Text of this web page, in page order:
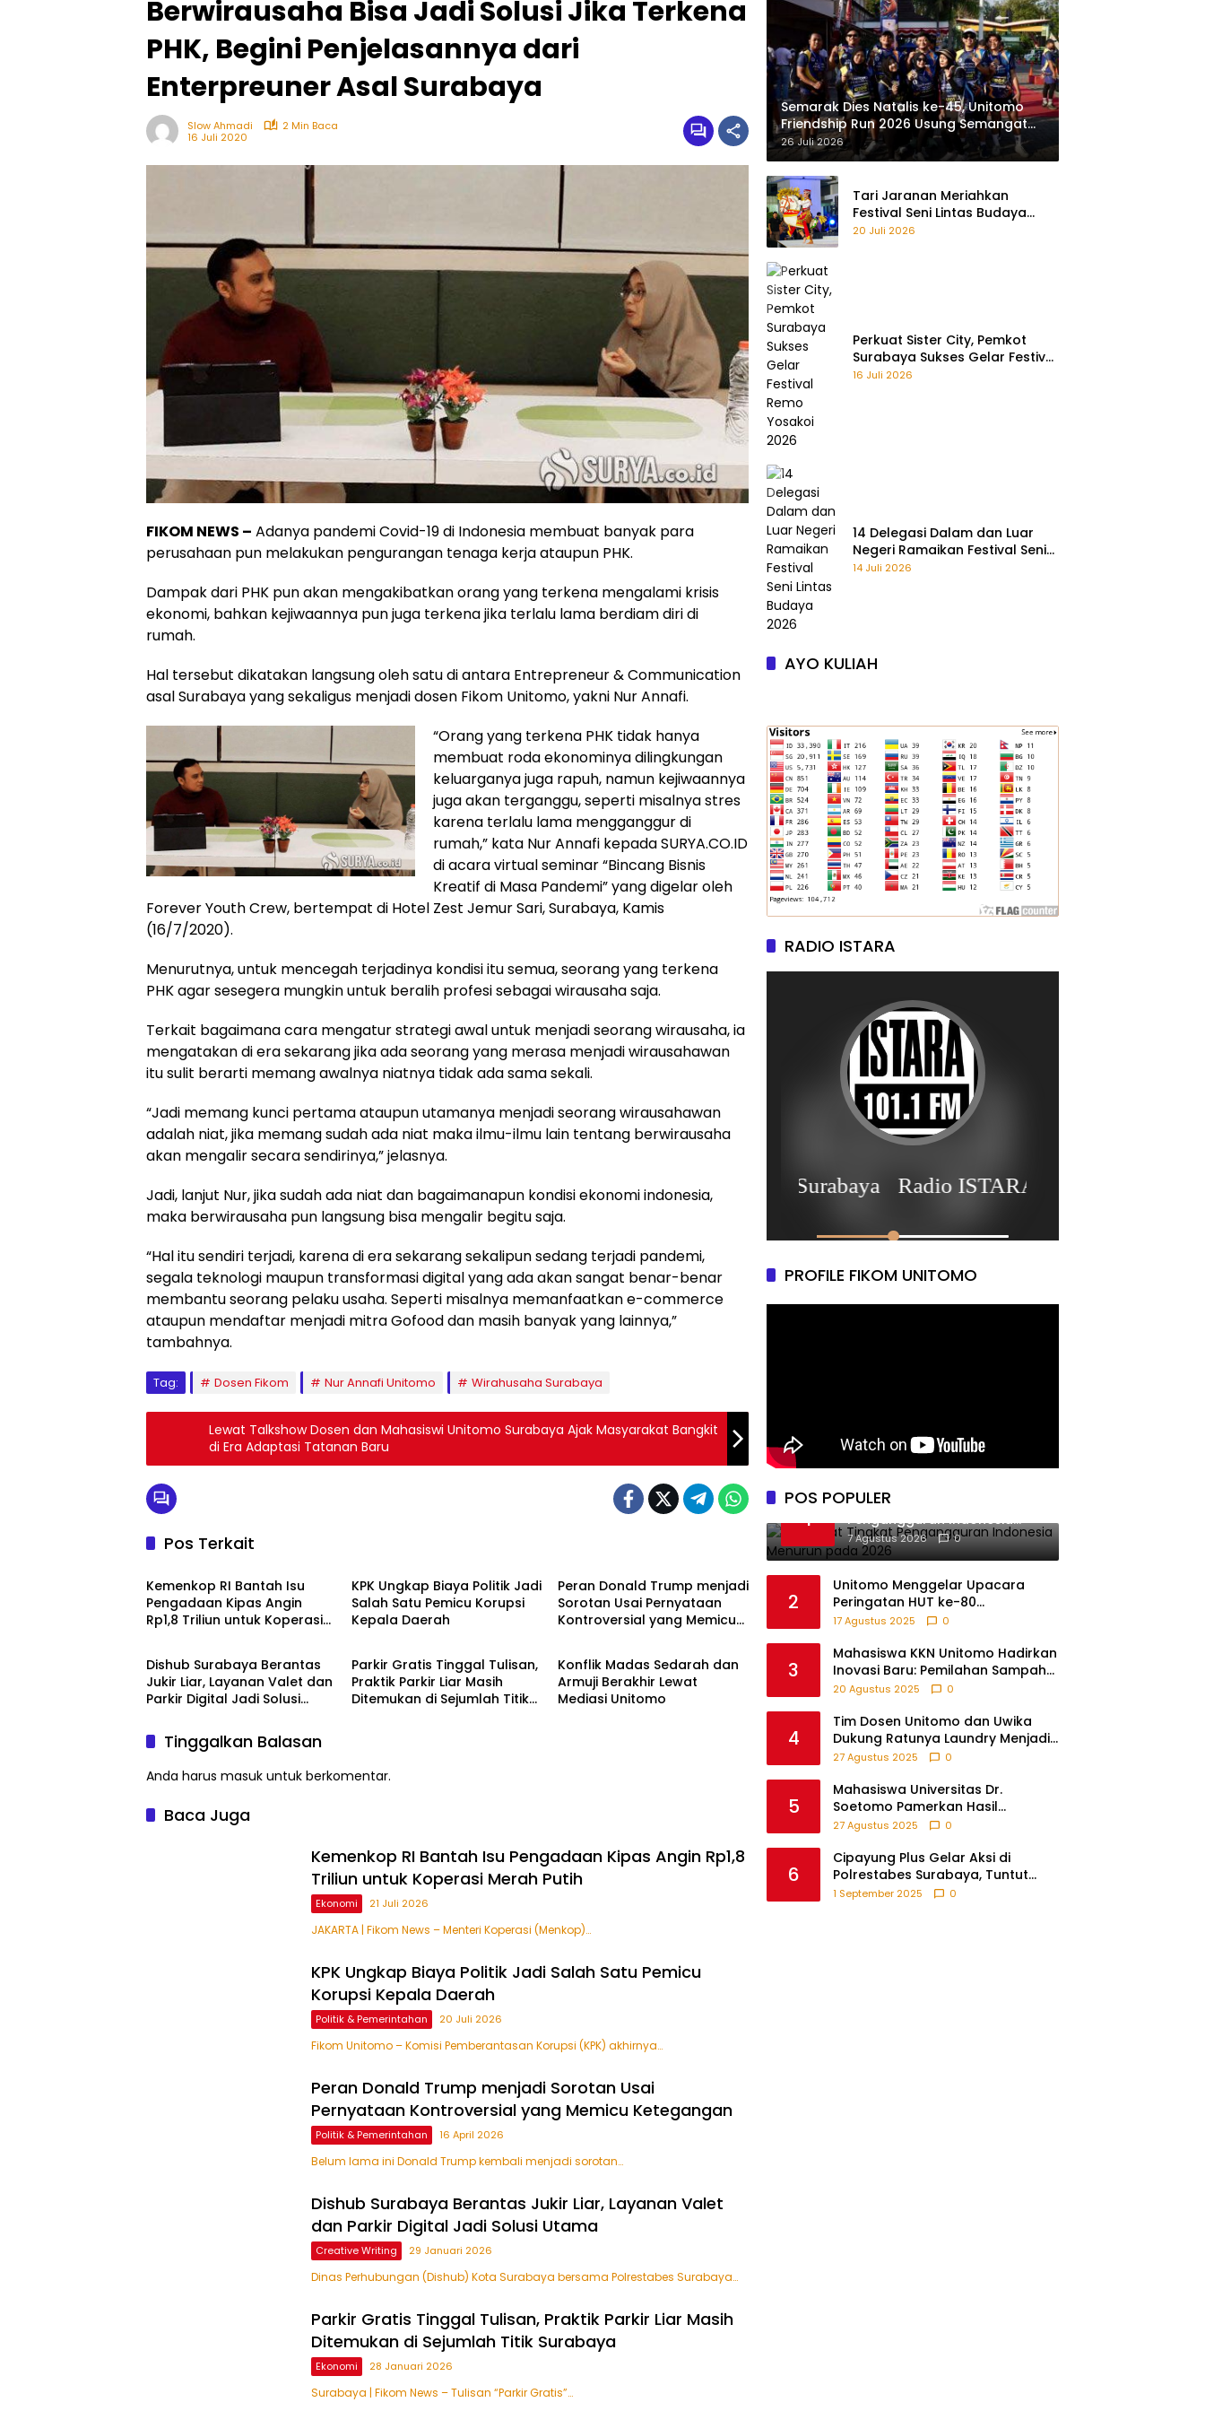
Berwirausaha Bisa Jadi Solusi Jika Terkena
PHK, Begini Penjelasannya dari
Enterpreuner Asal Surabaya
Slow Ahmadi
2 Min Baca
16 Juli 2020
FIKOM NEWS – Adanya pandemi Covid-19 di Indonesia membuat banyak para
perusahaan pun melakukan pengurangan tenaga kerja ataupun PHK.
Dampak dari PHK pun akan mengakibatkan orang yang terkena mengalami krisis
ekonomi, bahkan kejiwaannya pun juga terkena jika terlalu lama berdiam diri di
rumah.
Hal tersebut dikatakan langsung oleh satu di antara Entrepreneur & Communication
asal Surabaya yang sekaligus menjadi dosen Fikom Unitomo, yakni Nur Annafi.
“Orang yang terkena PHK tidak hanya
membuat roda ekonominya dilingkungan
keluarganya juga rapuh, namun kejiwaannya
juga akan terganggu, seperti misalnya stres
karena terlalu lama mengganggur di
rumah,” kata Nur Annafi kepada SURYA.CO.ID
di acara virtual seminar “Bincang Bisnis
Kreatif di Masa Pandemi” yang digelar oleh
Forever Youth Crew, bertempat di Hotel Zest Jemur Sari, Surabaya, Kamis
(16/7/2020).
Menurutnya, untuk mencegah terjadinya kondisi itu semua, seorang yang terkena
PHK agar sesegera mungkin untuk beralih profesi sebagai wirausaha saja.
Terkait bagaimana cara mengatur strategi awal untuk menjadi seorang wirausaha, ia
mengatakan di era sekarang jika ada seorang yang merasa menjadi wirausahawan
itu sulit berarti memang awalnya niatnya tidak ada sama sekali.
“Jadi memang kunci pertama ataupun utamanya menjadi seorang wirausahawan
adalah niat, jika memang sudah ada niat maka ilmu-ilmu lain tentang berwirausaha
akan mengalir secara sendirinya,” jelasnya.
Jadi, lanjut Nur, jika sudah ada niat dan bagaimanapun kondisi ekonomi indonesia,
maka berwirausaha pun langsung bisa mengalir begitu saja.
“Hal itu sendiri terjadi, karena di era sekarang sekalipun sedang terjadi pandemi,
segala teknologi maupun transformasi digital yang ada akan sangat benar-benar
membantu seorang pelaku usaha. Seperti misalnya memanfaatkan e-commerce
ataupun mendaftar menjadi mitra Gofood dan masih banyak yang lainnya,”
tambahnya.
Tag: Dosen Fikom Nur Annafi Unitomo Wirahusaha Surabaya
Lewat Talkshow Dosen dan Mahasiswi Unitomo Surabaya Ajak Masyarakat Bangkit
di Era Adaptasi Tatanan Baru
Pos Terkait
Ekonomi
Kemenkop RI Bantah Isu
Pengadaan Kipas Angin
Rp1,8 Triliun untuk Koperasi
KPK Ungkap Biaya Politik Jadi
Salah Satu Pemicu Korupsi
Kepala Daerah
Peran Donald Trump menjadi
Sorotan Usai Pernyataan
Kontroversial yang Memicu
Creative Writing
Dishub Surabaya Berantas
Jukir Liar, Layanan Valet dan
Parkir Digital Jadi Solusi
Ekonomi
Parkir Gratis Tinggal Tulisan,
Praktik Parkir Liar Masih
Ditemukan di Sejumlah Titik
Informasi Umum
Konflik Madas Sedarah dan
Armuji Berakhir Lewat
Mediasi Unitomo
Tinggalkan Balasan
Anda harus masuk untuk berkomentar.
Baca Juga
Kemenkop RI Bantah Isu Pengadaan Kipas Angin Rp1,8
Triliun untuk Koperasi Merah Putih
Ekonomi 21 Juli 2026
JAKARTA | Fikom News – Menteri Koperasi (Menkop)…
KPK Ungkap Biaya Politik Jadi Salah Satu Pemicu
Korupsi Kepala Daerah
Politik & Pemerintahan 20 Juli 2026
Fikom Unitomo – Komisi Pemberantasan Korupsi (KPK) akhirnya…
Peran Donald Trump menjadi Sorotan Usai
Pernyataan Kontroversial yang Memicu Ketegangan
Politik & Pemerintahan 16 April 2026
Belum lama ini Donald Trump kembali menjadi sorotan…
Dishub Surabaya Berantas Jukir Liar, Layanan Valet
dan Parkir Digital Jadi Solusi Utama
Creative Writing 29 Januari 2026
Dinas Perhubungan (Dishub) Kota Surabaya bersama Polrestabes Surabaya…
Parkir Gratis Tinggal Tulisan, Praktik Parkir Liar Masih
Ditemukan di Sejumlah Titik Surabaya
Ekonomi 28 Januari 2026
Surabaya | Fikom News – Tulisan “Parkir Gratis”…
Semarak Dies Natalis ke-45, Unitomo
Friendship Run 2026 Usung Semangat
“Mlayu Bareng, Sehat Bareng”
26 Juli 2026
Tari Jaranan Meriahkan
Festival Seni Lintas Budaya
2026 di Surabaya
20 Juli 2026
Perkuat Sister City, Pemkot
Surabaya Sukses Gelar Festival
Remo Yosakoi 2026
16 Juli 2026
14 Delegasi Dalam dan Luar
Negeri Ramaikan Festival Seni
Lintas Budaya 2026
14 Juli 2026
AYO KULIAH
RADIO ISTARA
PROFILE FIKOM UNITOMO
POS POPULER
1
BPS Catat Tingkat
Pengangguran Indonesia
Menurun pada 2026
7 Agustus 2026 0
2
Unitomo Menggelar Upacara
Peringatan HUT ke-80
Kemerdekaan RI Bersama Warga
17 Agustus 2025 0
3
Mahasiswa KKN Unitomo Hadirkan
Inovasi Baru: Pemilahan Sampah
Sebelum Setor, Anak-anak Turut
Desa Tanjungsari Probolinggo
20 Agustus 2025 0
4
Tim Dosen Unitomo dan Uwika
Dukung Ratunya Laundry Menjadi
Contoh UMKM Berbasis Teknologi
27 Agustus 2025 0
5
Mahasiswa Universitas Dr.
Soetomo Pamerkan Hasil
Pengabdian melalui Expo KKN di
27 Agustus 2025 0
6
Cipayung Plus Gelar Aksi di
Polrestabes Surabaya, Tuntut
Keadilan atas Kematian
1 September 2025 0